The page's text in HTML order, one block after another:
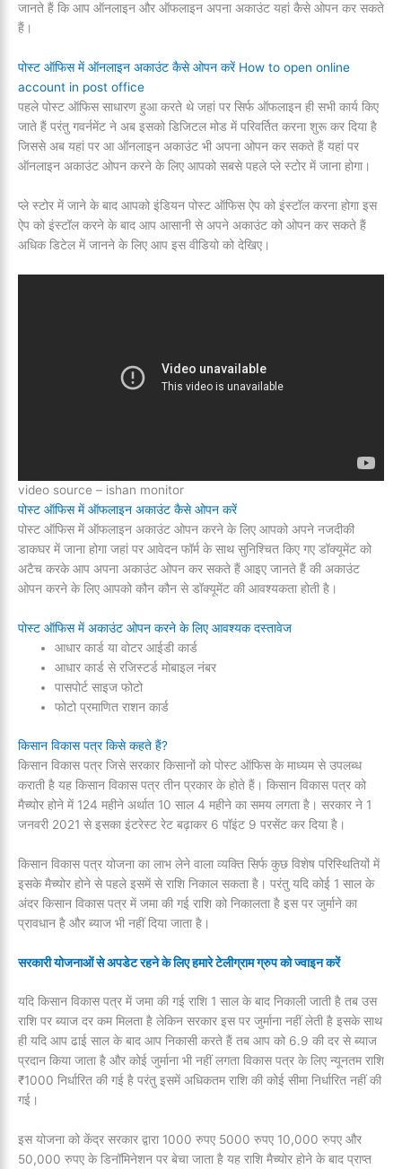
जानते हैं कि आप ऑनलाइन और ऑफलाइन अपना अकाउंट यहां कैसे ओपन कर सकते
हैं।
पोस्ट ऑफिस में ऑनलाइन अकाउंट कैसे ओपन करें How to open online
account in post office
पहले पोस्ट ऑफिस साधारण हुआ करते थे जहां पर सिर्फ ऑफलाइन ही सभी कार्य किए
जाते हैं परंतु गवर्नमेंट ने अब इसको डिजिटल मोड में परिवर्तित करना शुरू कर दिया है
जिससे अब यहां पर आ ऑनलाइन अकाउंट भी अपना ओपन कर सकते हैं यहां पर
ऑनलाइन अकाउंट ओपन करने के लिए आपको सबसे पहले प्ले स्टोर में जाना होगा।
प्ले स्टोर में जाने के बाद आपको इंडियन पोस्ट ऑफिस ऐप को इंस्टॉल करना होगा इस
ऐप को इंस्टॉल करने के बाद आप आसानी से अपने अकाउंट को ओपन कर सकते हैं
अधिक डिटेल में जानने के लिए आप इस वीडियो को देखिए।
video source – ishan monitor
पोस्ट ऑफिस में ऑफलाइन अकाउंट कैसे ओपन करें
पोस्ट ऑफिस में ऑफलाइन अकाउंट ओपन करने के लिए आपको अपने नजदीकी
डाकघर में जाना होगा जहां पर आवेदन फॉर्म के साथ सुनिश्चित किए गए डॉक्यूमेंट को
अटैच करके आप अपना अकाउंट ओपन कर सकते हैं आइए जानते हैं की अकाउंट
ओपन करने के लिए आपको कौन कौन से डॉक्यूमेंट की आवश्यकता होती है।
पोस्ट ऑफिस में अकाउंट ओपन करने के लिए आवश्यक दस्तावेज
आधार कार्ड या वोटर आईडी कार्ड
आधार कार्ड से रजिस्टर्ड मोबाइल नंबर
पासपोर्ट साइज फोटो
फोटो प्रमाणित राशन कार्ड
किसान विकास पत्र किसे कहते हैं?
किसान विकास पत्र जिसे सरकार किसानों को पोस्ट ऑफिस के माध्यम से उपलब्ध
कराती है यह किसान विकास पत्र तीन प्रकार के होते हैं। किसान विकास पत्र को
मैच्योर होने में 124 महीने अर्थात 10 साल 4 महीने का समय लगता है। सरकार ने 1
जनवरी 2021 से इसका इंटरेस्ट रेट बढ़ाकर 6 पॉइंट 9 परसेंट कर दिया है।
किसान विकास पत्र योजना का लाभ लेने वाला व्यक्ति सिर्फ कुछ विशेष परिस्थितियों में
इसके मैच्योर होने से पहले इसमें से राशि निकाल सकता है। परंतु यदि कोई 1 साल के
अंदर किसान विकास पत्र में जमा की गई राशि को निकालता है इस पर जुर्माने का
प्रावधान है और ब्याज भी नहीं दिया जाता है।
सरकारी योजनाओं से अपडेट रहने के लिए हमारे टेलीग्राम ग्रुप को ज्वाइन करें
यदि किसान विकास पत्र में जमा की गई राशि 1 साल के बाद निकाली जाती है तब उस
राशि पर ब्याज दर कम मिलता है लेकिन सरकार इस पर जुर्माना नहीं लेती है इसके साथ
ही यदि आप ढाई साल के बाद आप निकासी करते हैं तब आप को 6.9 की दर से ब्याज
प्रदान किया जाता है और कोई जुर्माना भी नहीं लगता विकास पत्र के लिए न्यूनतम राशि
₹1000 निर्धारित की गई है परंतु इसमें अधिकतम राशि की कोई सीमा निर्धारित नहीं की
गई।
इस योजना को केंद्र सरकार द्वारा 1000 रुपए 5000 रुपए 10,000 रुपए और
50,000 रुपए के डिनॉमिनेशन पर बेचा जाता है यह राशि मैच्योर होने के बाद प्राप्त